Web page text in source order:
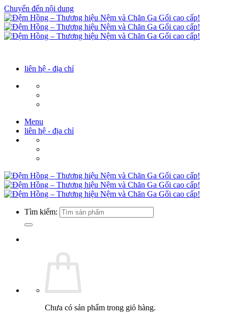
Chuyển đến nội dung
liên hệ - địa chỉ
Menu
liên hệ - địa chỉ
Tìm kiếm:
Chưa có sản phẩm trong giỏ hàng.